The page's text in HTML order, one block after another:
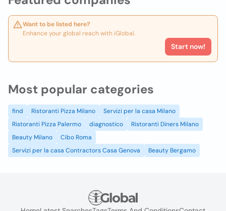
Want to be listed here?
Enhance your global reach with iGlobal.
Start now!
Most popular categories
find Ristoranti Pizza Milano
Servizi per la casa Milano
Ristoranti Pizza Palermo
diagnostico
Ristoranti Diners Milano
Beauty Milano
Cibo Roma
Servizi per la casa Contractors Casa Genova
Beauty Bergamo